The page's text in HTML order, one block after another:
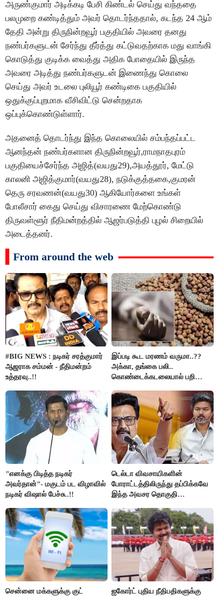
அருண்குமார் அடிக்கடி பேசி கிண்டல் செய்து வந்ததை
பலமுறை கண்டித்தும் அவர் தொடர்ந்ததால், கடந்த 24 ஆம்
தேதி அன்று திருநின்றவூர் பகுதியில் அவரை தனது
நண்பர்களுடன் சேர்ந்து தீர்த்து கட்டுவதற்காக மது வாங்கி
கொடுத்து குடிக்க வைத்து அதிக போதையில் இருந்த
அவரை அடித்து நண்பர்களுடன் இணைந்து கொலை
செய்து அவர் உடலை புலியூர் கண்டிகை பகுதியில்
ஒதுக்குப்புறமாக வீசிவிட்டு சென்றதாக
ஒப்புக்கொண்டுள்ளார்.
அதனைத் தொடர்ந்து இந்த கொலையில் சம்பந்தப்பட்ட
ஆனந்தன் நண்பர்களான திருநின்றவூர்,ராமநாதபுரம்
பகுதியைச்சேர்ந்த அஜித்(வயது29),அயத்தூர், மேட்டு
காலனி அஜித்குமார்(வயது28), நடுக்குத்தகை,குமரன்
தெரு சரவணன்(வயது30) ஆகியோர்களை உங்கள்
போலீசார் கைது செய்து விசாரணை மேற்கொண்டு
திருவள்ளூர் நீதிமன்றத்தில் ஆஜர்படுத்தி புழல் சிறையில்
அடைத்தனர்.
From around the web
#BIG NEWS : நடிகர் சரத்குமார்
ஆஜராக சம்மன் - நீதிமன்றம்
உத்தரவு..!!
இப்படி கூட மரணம் வருமா..??
அக்கா, தங்கை பலி..
கொண்டைக்கடலையால் பறிபோன
"எனக்கு பிடித்த நடிகர்
அவர்தான்"- மகுடம் பட விழாவில்
நடிகர் விஷால் பேச்சு..!!
டெல்டா விவசாயிகளின்
போராட்டத்திலிருந்து தப்பிக்கவே
இந்த அவசர தொகுதி
அரங்கேற்றுகிறார் முதலமைச்சர் -
திமுக ஐடி விங்..!!
சென்னை மக்களுக்கு குட்
ஐகோர்ட் புதிய நீதிபதிகளுக்கு